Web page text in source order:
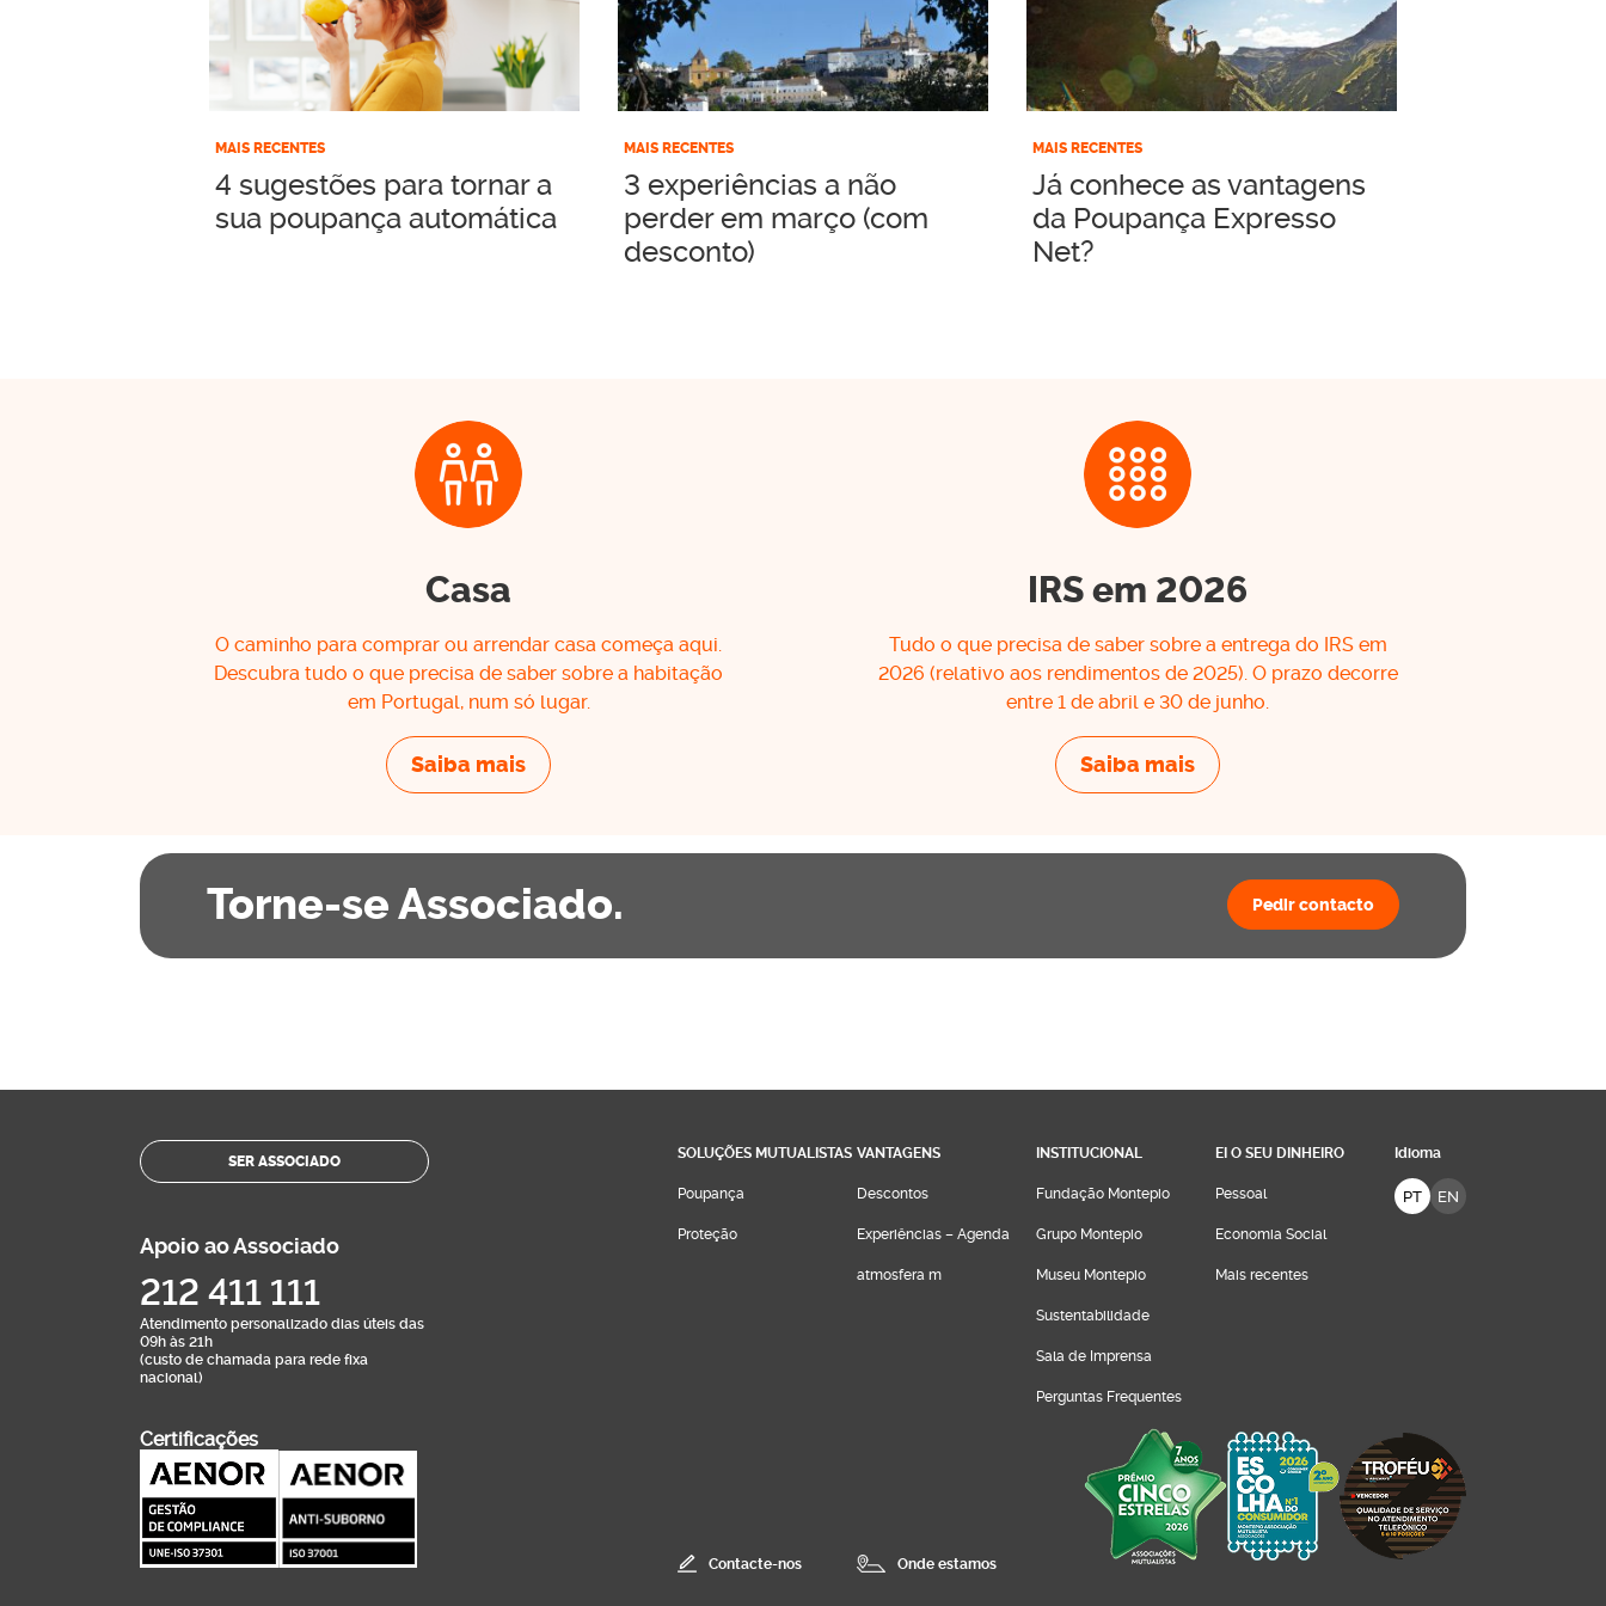
MAIS RECENTES
4 sugestões para tornar a
sua poupança automática
MAIS RECENTES
3 experiências a não
perder em março (com
desconto)
MAIS RECENTES
Já conhece as vantagens
da Poupança Expresso
Net?
Casa
O caminho para comprar ou arrendar casa começa aqui.
Descubra tudo o que precisa de saber sobre a habitação
em Portugal, num só lugar.
Saiba mais
IRS em 2026
Tudo o que precisa de saber sobre a entrega do IRS em
2026 (relativo aos rendimentos de 2025). O prazo decorre
entre 1 de abril e 30 de junho.
Saiba mais
Torne-se Associado. Pedir contacto
SER ASSOCIADO
Apoio ao Associado
212 411 111
Atendimento personalizado dias úteis das
09h às 21h
(custo de chamada para rede fixa
nacional)
Certificações
SOLUÇÕES MUTUALISTAS
Poupança
Proteção
VANTAGENS
Descontos
Experiências – Agenda
atmosfera m
INSTITUCIONAL
Fundação Montepio
Grupo Montepio
Museu Montepio
Sustentabilidade
Sala de Imprensa
Perguntas Frequentes
EI O SEU DINHEIRO
Pessoal
Economia Social
Mais recentes
Idioma
PT EN
Contacte-nos Onde estamos